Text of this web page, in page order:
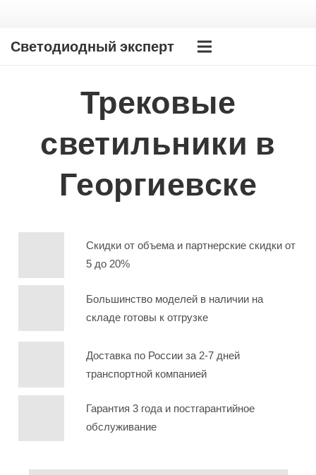
Светодиодный эксперт
Трековые
светильники в
Георгиевске
Скидки от объема и партнерские скидки от
5 до 20%
Большинство моделей в наличии на
складе готовы к отгрузке
Доставка по России за 2-7 дней
транспортной компанией
Гарантия 3 года и постгарантийное
обслуживание